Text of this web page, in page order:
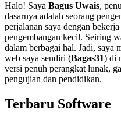
Halo! Saya Bagus Uwais,
dasarnya adalah seorang
perjalanan saya dengan
pengembangan kecil. Seiring
dalam berbagai hal. Jadi, saya
web saya sendiri (Bagas31) di
versi penuh perangkat lunak,
pengujian dan pendidikan.
Terbaru Software